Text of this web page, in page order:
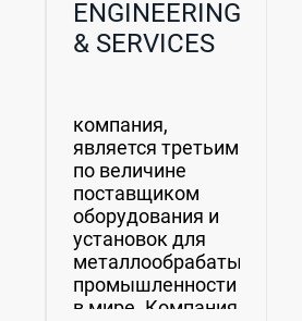
ENGINEERING
& SERVICES
компания,
является третьим
по величине
поставщиком
оборудования и
установок для
промышленности
в мире. Компания